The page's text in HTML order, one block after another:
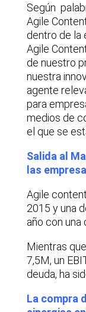
Según
Agile
dentro de la
Agile
de nuestro
nuestra
agente
para
medios de
el que se
Salida al
las
Agile
2015 y una
año con una
Mientras
7,5M, un
deuda, ha
La compra